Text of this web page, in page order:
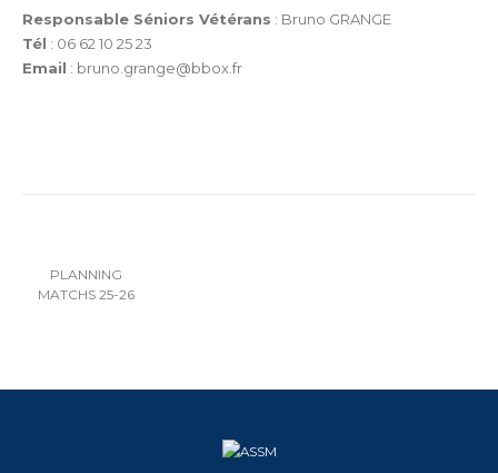
Responsable Séniors Vétérans : Bruno GRANGE
Tél : 06 62 10 25 23
Email : bruno.grange@bbox.fr
PLANNING
MATCHS 25-26